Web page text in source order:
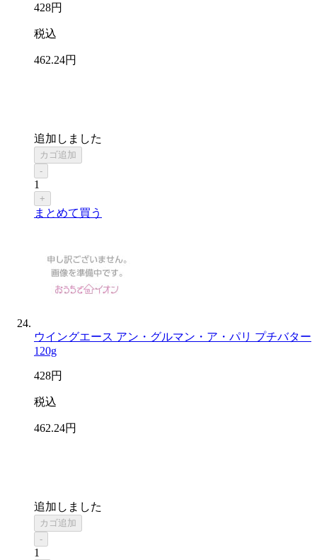
428円
税込
462.24円
追加しました
カゴ追加
-
1
+
まとめて買う
ウイングエース アン・グルマン・ア・パリ プチバター
120g
428円
税込
462.24円
追加しました
カゴ追加
-
1